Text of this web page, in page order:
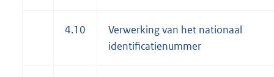
4.10
Verwerking van het nationaal
identificatienummer